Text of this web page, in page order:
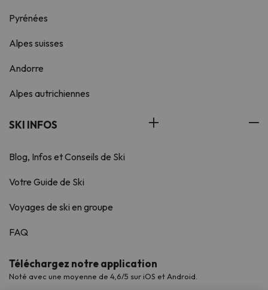
Pyrénées
Alpes suisses
Andorre
Alpes autrichiennes
SKI INFOS
Blog, Infos et Conseils de Ski
Votre Guide de Ski
Voyages de ski en groupe
FAQ
Téléchargez notre application
Noté avec une moyenne de 4,6/5 sur iOS et Android.